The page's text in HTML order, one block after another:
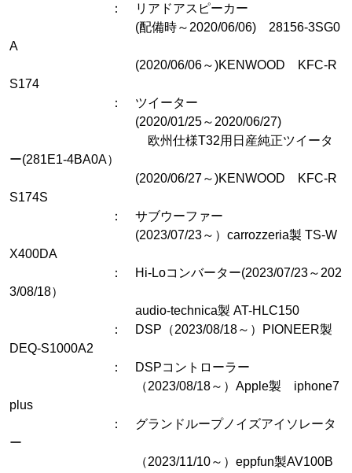
： リアドアスピーカー
(配備時～2020/06/06) 28156-3SG0
A
(2020/06/06～)KENWOOD KFC-R
S174
： ツイーター
(2020/01/25～2020/06/27)
欧州仕様T32用日産純正ツイータ
ー(281E1-4BA0A）
(2020/06/27～)KENWOOD KFC-R
S174S
： サブウーファー
(2023/07/23～）carrozzeria製 TS-W
X400DA
： Hi-Loコンバーター(2023/07/23～202
3/08/18）
audio-technica製 AT-HLC150
： DSP（2023/08/18～）PIONEER製
DEQ-S1000A2
： DSPコントローラー
（2023/08/18～）Apple製 iphone7
plus
： グランドループノイズアイソレータ
ー
（2023/11/10～）eppfun製AV100B